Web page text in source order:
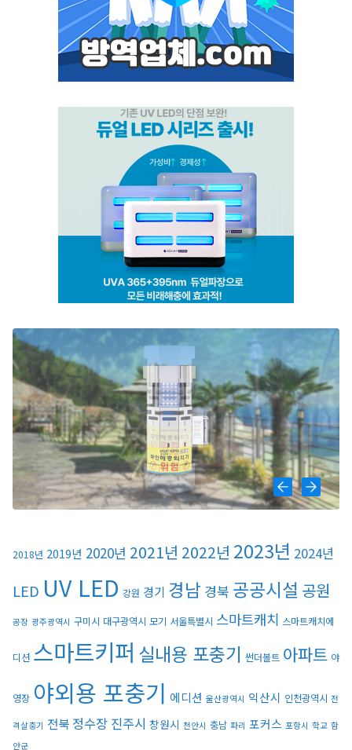
스마트키퍼 UV LED 일반형
스마트키퍼 UV LED 고급형
스마트캐치
2018년 2019년 2020년 2021년 2022년 2023년 2024년
LED UV LED 강원 경기 경남 경북 공공시설 공원
공장 광주광역시 구미시 대구광역시 모기 서울특별시 스마트캐치 스마트캐치에
디션 스마트키퍼 실내용 포충기 썬더볼트 아파트 야
영장 야외용 포충기 에디션 울산광역시 익산시 인천광역시 전
격살충기 전북 정수장 진주시 창원시 천안시 충남 파리 포커스 포항시 학교 함
안군